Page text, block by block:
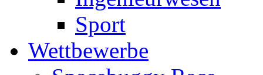
Sport
Wettbewerbe